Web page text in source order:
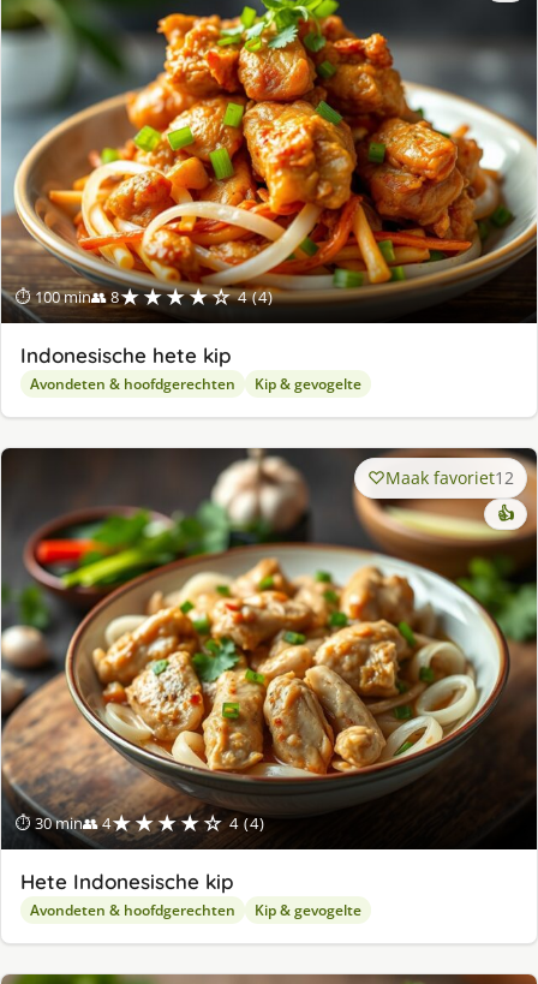
⏱ 100 min👥 8★★★★☆ 4 (4)
Indonesische hete kip
Avondeten & hoofdgerechten Kip & gevogelte
⏱ 30 min👥 4★★★★☆ 4 (4)
Maak favoriet12
👍
Hete Indonesische kip
Avondeten & hoofdgerechten Kip & gevogelte